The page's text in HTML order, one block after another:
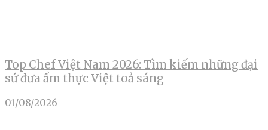
Top Chef Việt Nam 2026: Tìm kiếm những đại
sứ đưa ẩm thực Việt toả sáng
01/08/2026